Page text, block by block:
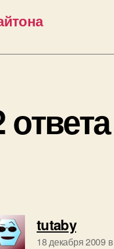
tutabyпишет:
18 декабря 2009